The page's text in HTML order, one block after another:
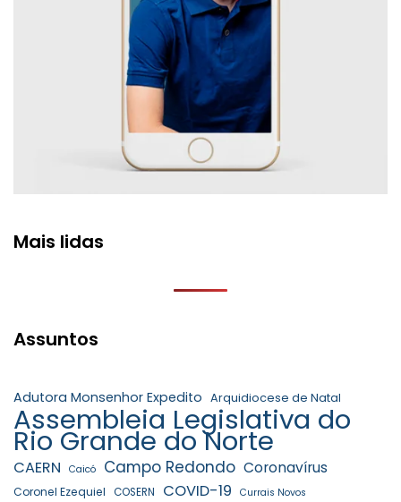
Mais lidas
Assuntos
Adutora Monsenhor Expedito Arquidiocese de Natal
Assembleia Legislativa do
Rio Grande do Norte
CAERN Caicó Campo Redondo Coronavírus
Coronel Ezequiel COSERN COVID-19 Currais Novos